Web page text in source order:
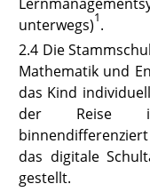
unterwegs)1.
2.4 Die
Mathematik und
das Kind
der Reise in
das digitale
gestellt.